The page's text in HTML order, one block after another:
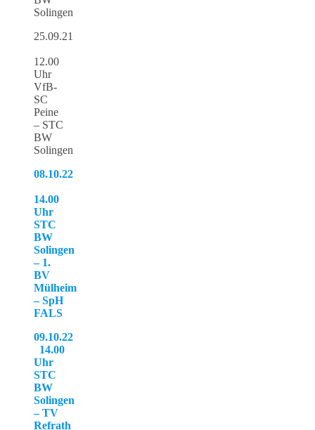
Solingen
25.09.21
12.00
Uhr
VfB-
SC
Peine
– STC
BW
Solingen
08.10.22
14.00
Uhr
STC
BW
Solingen
– 1.
BV
Mülheim
– SpH
FALS
09.10.22
14.00
Uhr
STC
BW
Solingen
– TV
Refrath